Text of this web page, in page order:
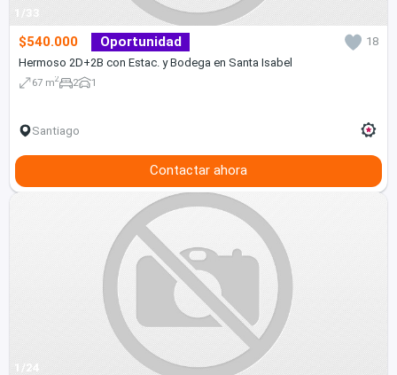
1/33
$540.000 Oportunidad
18
Hermoso 2D+2B con Estac. y Bodega en Santa Isabel
67 m2 2 1
Santiago
Contactar ahora
1/24